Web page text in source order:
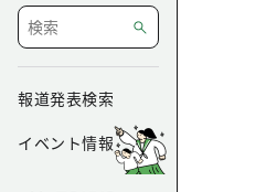
報道発表検索
イベント情報